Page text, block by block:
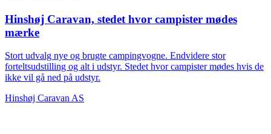
Hinshøj Caravan, stedet hvor campister mødes
mærke
Stort udvalg nye og brugte campingvogne. Endvidere stor
forteltsudstilling og alt i udstyr. Stedet hvor campister mødes hvis de
ikke vil gå ned på udstyr.
Hinshøj Caravan AS